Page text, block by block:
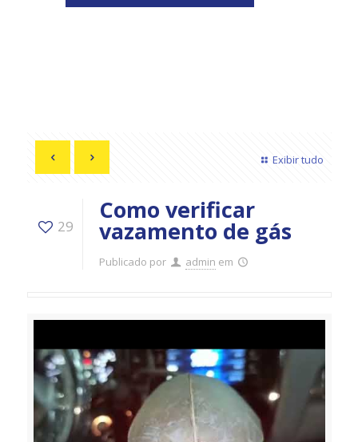
Exibir tudo
29
Como verificar
vazamento de gás
Publicado por admin em